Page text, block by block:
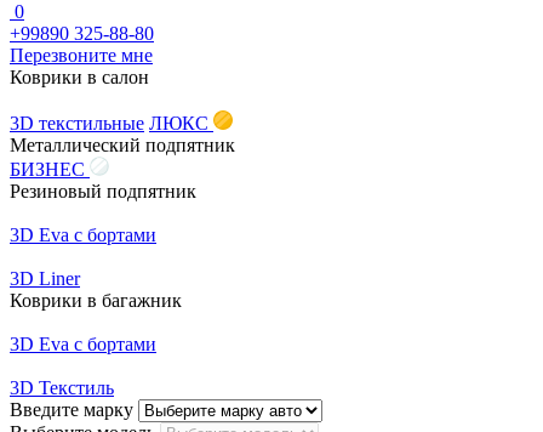
0
+99890 325-88-80
Перезвоните мне
Коврики в салон
3D текстильные ЛЮКС
Металлический подпятник
БИЗНЕС
Резиновый подпятник
3D Eva с бортами
3D Liner
Коврики в багажник
3D Eva с бортами
3D Текстиль
Введите марку